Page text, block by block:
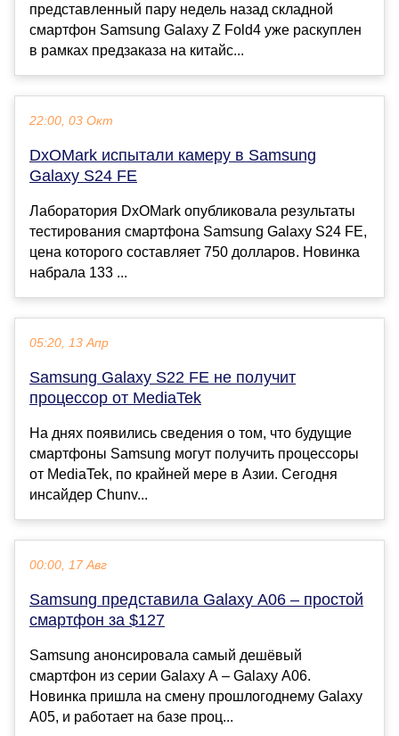
представленный пару недель назад складной
смартфон Samsung Galaxy Z Fold4 уже раскуплен
в рамках предзаказа на китайс...
22:00, 03 Окт
DxOMark испытали камеру в Samsung
Galaxy S24 FE
Лаборатория DxOMark опубликовала результаты
тестирования смартфона Samsung Galaxy S24 FE,
цена которого составляет 750 долларов. Новинка
набрала 133 ...
05:20, 13 Апр
Samsung Galaxy S22 FE не получит
процессор от MediaTek
На днях появились сведения о том, что будущие
смартфоны Samsung могут получить процессоры
от MediaTek, по крайней мере в Азии. Сегодня
инсайдер Chunv...
00:00, 17 Авг
Samsung представила Galaxy A06 – простой
смартфон за $127
Samsung анонсировала самый дешёвый
смартфон из серии Galaxy A – Galaxy A06.
Новинка пришла на смену прошлогоднему Galaxy
A05, и работает на базе проц...